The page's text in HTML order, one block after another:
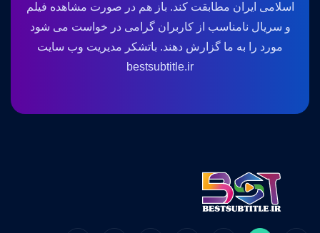
اسلامی ایران مطابقت کند. باز هم در صورت مشاهده فیلم
و سریال نامناسب از کاربران گرامی در خواست می شود
مورد را به ما گزارش دهند. باتشکر مدیریت وب سایت
bestsubtitle.ir